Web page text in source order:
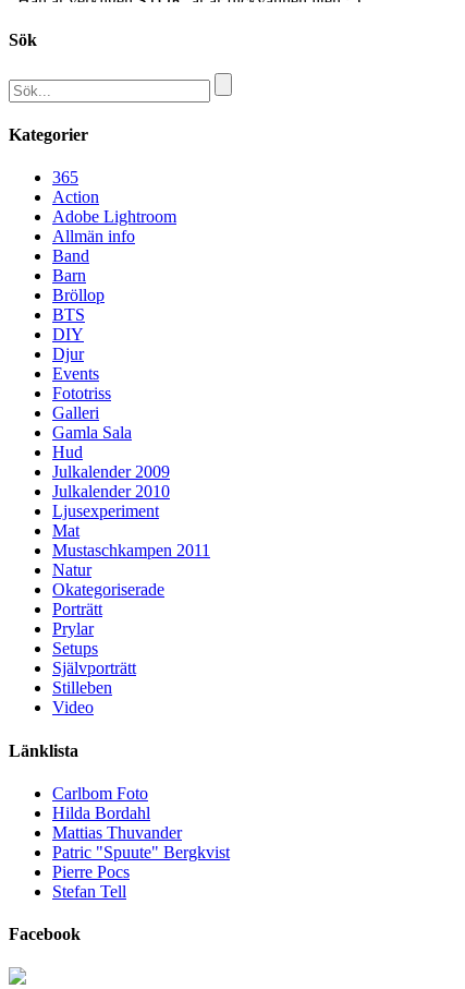
Sök
Kategorier
365
Action
Adobe Lightroom
Allmän info
Band
Barn
Bröllop
BTS
DIY
Djur
Events
Fototriss
Galleri
Gamla Sala
Hud
Julkalender 2009
Julkalender 2010
Ljusexperiment
Mat
Mustaschkampen 2011
Natur
Okategoriserade
Porträtt
Prylar
Setups
Självporträtt
Stilleben
Video
Länklista
Carlbom Foto
Hilda Bordahl
Mattias Thuvander
Patric "Spuute" Bergkvist
Pierre Pocs
Stefan Tell
Facebook